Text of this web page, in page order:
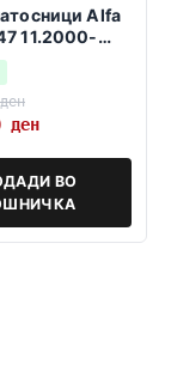
Alfa
11.2000-
ден
ден
ВО